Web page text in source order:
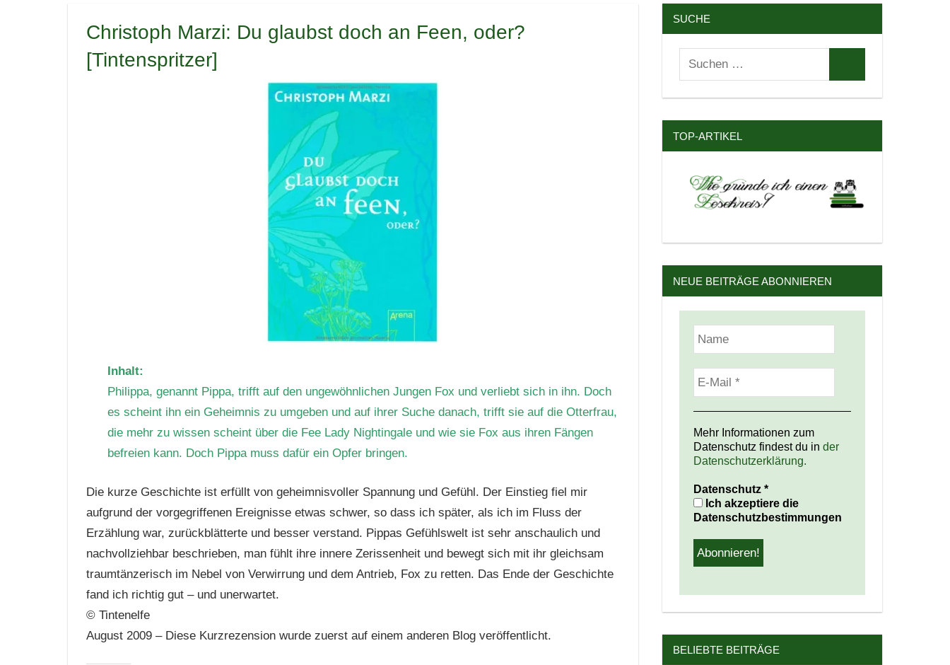
Christoph Marzi: Du glaubst doch an Feen, oder?
[Tintenspritzer]
Inhalt:
Philippa, genannt Pippa, trifft auf den ungewöhnlichen Jungen Fox und verliebt sich in ihn. Doch
es scheint ihn ein Geheimnis zu umgeben und auf ihrer Suche danach, trifft sie auf die Otterfrau,
die mehr zu wissen scheint über die Fee Lady Nightingale und wie sie Fox aus ihren Fängen
befreien kann. Doch Pippa muss dafür ein Opfer bringen.
Die kurze Geschichte ist erfüllt von geheimnisvoller Spannung und Gefühl. Der Einstieg fiel mir
aufgrund der vorgegriffenen Ereignisse etwas schwer, so dass ich später, als ich im Fluss der
Erzählung war, zurückblätterte und besser verstand. Pippas Gefühlswelt ist sehr anschaulich und
nachvollziehbar beschrieben, man fühlt ihre innere Zerissenheit und bewegt sich mit ihr gleichsam
traumtänzerisch im Nebel von Verwirrung und dem Antrieb, Fox zu retten. Das Ende der Geschichte
fand ich richtig gut – und unerwartet.
© Tintenelfe
August 2009 – Diese Kurzrezension wurde zuerst auf einem anderen Blog veröffentlicht.
SUCHE
Suchen
nach:
TOP-ARTIKEL
NEUE BEITRÄGE ABONNIEREN
Mehr Informationen zum
Datenschutz findest du in der
Datenschutzerklärung.
Datenschutz *
Ich akzeptiere die
Datenschutzbestimmungen
BELIEBTE BEITRÄGE